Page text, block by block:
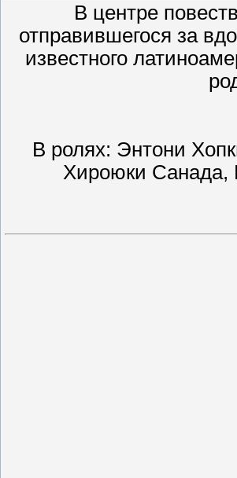
В центре
отправившегося за
известного
В ролях: Энтони
Хироюки Санада,